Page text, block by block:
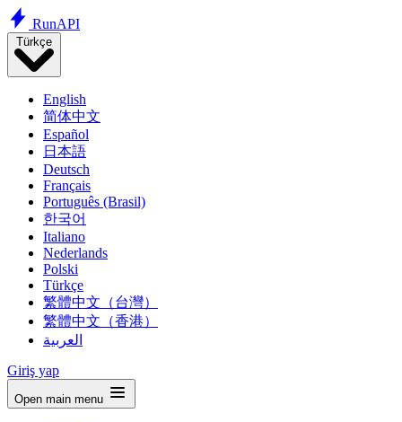
RunAPI
Türkçe
English
简体中文
Español
日本語
Deutsch
Français
Português (Brasil)
한국어
Italiano
Nederlands
Polski
Türkçe
繁體中文（台灣）
繁體中文（香港）
العربية
Giriş yap
Open main menu